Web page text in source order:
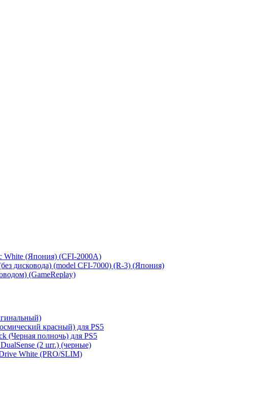
White (Япония) (CFI-2000A)
дисковода) (model CFI-7000) (R-3) (Япония)
(GameReplay)
красный) для PS5
(Черная полночь) для PS5
(2 шт.) (черные)
White (PRO/SLIM)